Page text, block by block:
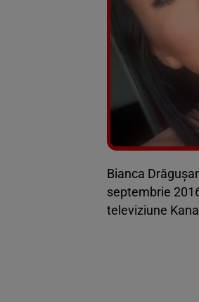
Bianca
septembrie
televiziune